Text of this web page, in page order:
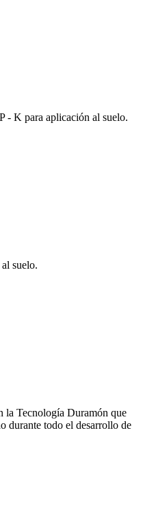
- K para aplicación al suelo.
suelo.
la Tecnología Duramón que
durante todo el desarrollo de